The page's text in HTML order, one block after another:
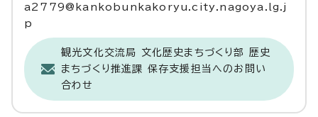
a2779@kankobunkakoryu.city.nagoya.lg.j
p
観光文化交流局 文化歴史まちづくり部 歴史
まちづくり推進課 保存支援担当へのお問い
合わせ